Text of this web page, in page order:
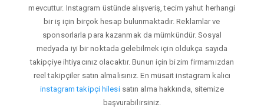
mevcuttur. Instagram üstünde alışveriş, tecim yahut herhangi
bir iş için birçok hesap bulunmaktadır. Reklamlar ve
sponsorlarla para kazanmak da mümkündür. Sosyal
medyada iyi bir noktada gelebilmek için oldukça sayıda
takipçiye ihtiyacınız olacaktır. Bunun için bizim firmamızdan
reel takipçiler satın almalısınız. En müsait instagram kalıcı
instagram takipçi hilesisatın alma hakkında, sitemize
başvurabilirsiniz.